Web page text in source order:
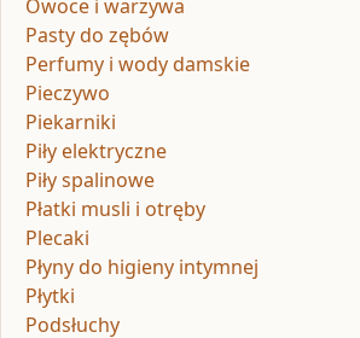
Owoce i warzywa
Pasty do zębów
Perfumy i wody damskie
Pieczywo
Piekarniki
Piły elektryczne
Piły spalinowe
Płatki musli i otręby
Plecaki
Płyny do higieny intymnej
Płytki
Podsłuchy